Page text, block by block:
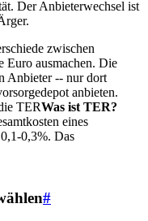
Der Anbieterwechsel ist
zwischen
Euro ausmachen. Die
Anbieter -- nur dort
anbieten.
TERWas ist TER?
eines
0,3%. Das
#